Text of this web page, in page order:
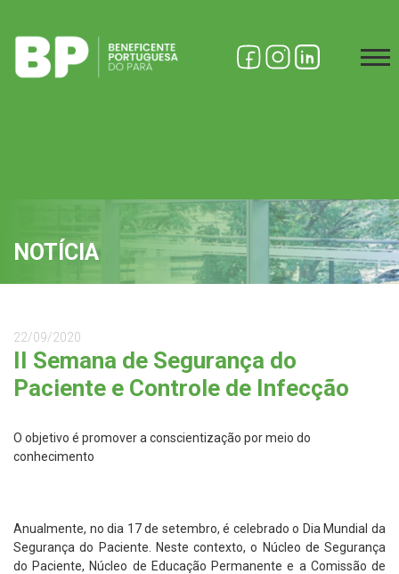
NOTÍCIA
22/09/2020
II Semana de Segurança do
Paciente e Controle de Infecção
O objetivo é promover a conscientização por meio do
conhecimento
Anualmente, no dia 17 de setembro, é celebrado o Dia Mundial da
Segurança do Paciente. Neste contexto, o Núcleo de Segurança
do Paciente, Núcleo de Educação Permanente e a Comissão de